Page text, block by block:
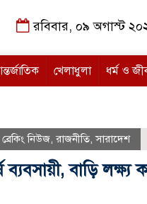
রবিবার, ০৯ অগাস্ট
খেলাধুলা ধর্ম ও
ব্রেকিং নিউজ, রাজনীতি,সারাদেশ
ব্যবসায়ী, বাড়ি লক্ষ্য